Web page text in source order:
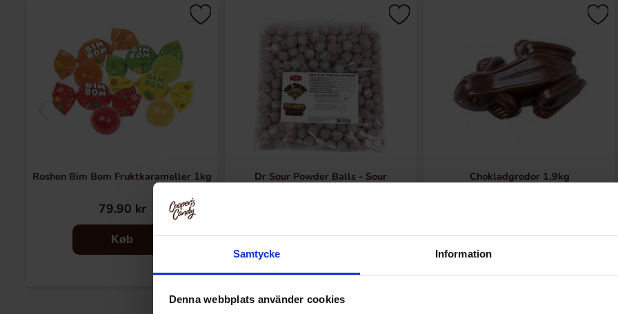
Samtycke Information
Denna webbplats använder cookies
Roshen Bim Bom Fruktkarameller 1kg
79.90 kr
Køb
Dr Sour Powder Balls - Sour
Køb
Chokladgrodor 1,9kg
Køb